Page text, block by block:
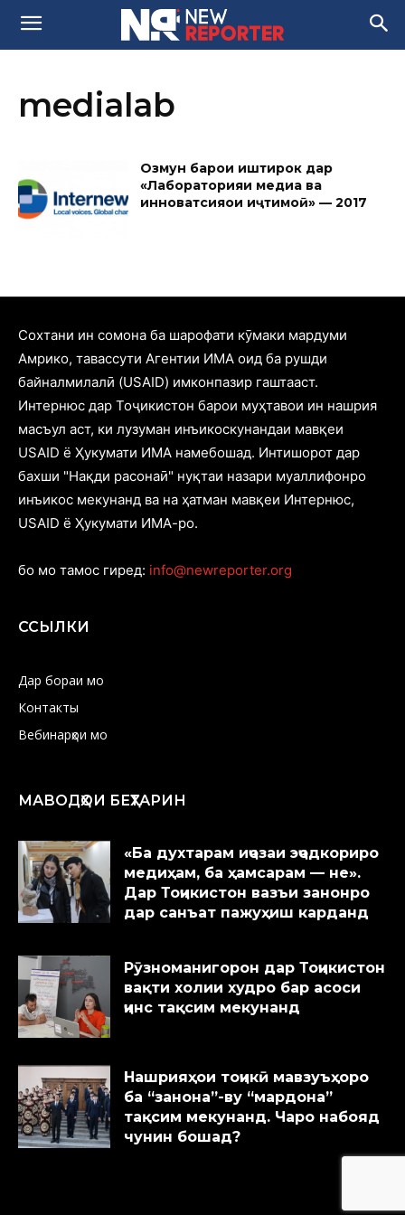
medialab
Озмун барои иштирок дар
«Лабораторияи медиа ва
инноватсияҳои иҷтимоӣ» — 2017
Cохтани ин сомона ба шарофати кӯмаки мардуми
Амрико, тавассути Агентии ИМА оид ба рушди
байналмилалӣ (USAID) имконпазир гаштааст.
Интернюс дар Тоҷикистон барои муҳтавои ин нашрия
масъул аст, ки лузуман инъикоскунандаи мавқеи
USAID ё Ҳукумати ИМА намебошад. Интишорот дар
бахши "Нақди расонаӣ" нуқтаи назари муаллифонро
инъикос мекунанд ва на ҳатман мавқеи Интернюс,
USAID ё Ҳукумати ИМА-ро.
бо мо тамос гиред: info@newreporter.org
ССЫЛКИ
Дар бораи мо
Контакты
Вебинарҳои мо
МАВОДҲОИ БЕҲТАРИН
«Ба духтарам иҷозаи эҷодкориро
медиҳам, ба ҳамсарам — не».
Дар Тоҷикистон вазъи занонро
дар санъат пажуҳиш карданд
Рӯзноманигорон дар Тоҷикистон
вақти холии худро бар асоси
ҷинс тақсим мекунанд
Нашрияҳои тоҷикӣ мавзуъҳоро
ба “занона”-ву “мардона”
тақсим мекунанд. Чаро набояд
чунин бошад?